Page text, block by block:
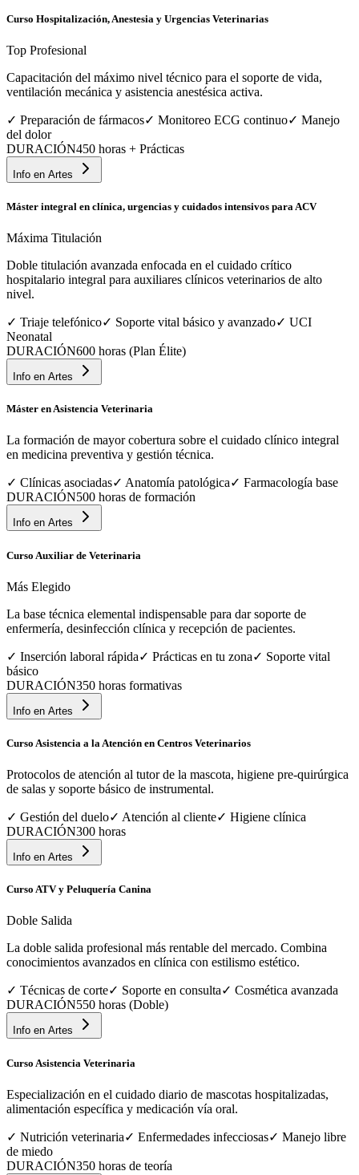
Curso Hospitalización, Anestesia y Urgencias Veterinarias
Top Profesional
Capacitación del máximo nivel técnico para el soporte de vida,
ventilación mecánica y asistencia anestésica activa.
✓ Preparación de fármacos✓ Monitoreo ECG continuo✓ Manejo
del dolor
DURACIÓN450 horas + Prácticas
Info en Artes
Máster integral en clínica, urgencias y cuidados intensivos para ACV
Máxima Titulación
Doble titulación avanzada enfocada en el cuidado crítico
hospitalario integral para auxiliares clínicos veterinarios de alto
nivel.
✓ Triaje telefónico✓ Soporte vital básico y avanzado✓ UCI
Neonatal
DURACIÓN600 horas (Plan Élite)
Info en Artes
Máster en Asistencia Veterinaria
La formación de mayor cobertura sobre el cuidado clínico integral
en medicina preventiva y gestión técnica.
✓ Clínicas asociadas✓ Anatomía patológica✓ Farmacología base
DURACIÓN500 horas de formación
Info en Artes
Curso Auxiliar de Veterinaria
Más Elegido
La base técnica elemental indispensable para dar soporte de
enfermería, desinfección clínica y recepción de pacientes.
✓ Inserción laboral rápida✓ Prácticas en tu zona✓ Soporte vital
básico
DURACIÓN350 horas formativas
Info en Artes
Curso Asistencia a la Atención en Centros Veterinarios
Protocolos de atención al tutor de la mascota, higiene pre-quirúrgica
de salas y soporte básico de instrumental.
✓ Gestión del duelo✓ Atención al cliente✓ Higiene clínica
DURACIÓN300 horas
Info en Artes
Curso ATV y Peluquería Canina
Doble Salida
La doble salida profesional más rentable del mercado. Combina
conocimientos avanzados en clínica con estilismo estético.
✓ Técnicas de corte✓ Soporte en consulta✓ Cosmética avanzada
DURACIÓN550 horas (Doble)
Info en Artes
Curso Asistencia Veterinaria
Especialización en el cuidado diario de mascotas hospitalizadas,
alimentación específica y medicación vía oral.
✓ Nutrición veterinaria✓ Enfermedades infecciosas✓ Manejo libre
de miedo
DURACIÓN350 horas de teoría